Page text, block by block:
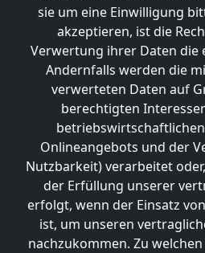
sie um eine Einwilligung
akzeptieren, ist die
Verwertung ihrer Daten die
Andernfalls werden die
verwerteten Daten auf
berechtigten
Onlineangebots und der
Nutzbarkeit) verarbeitet
der Erfüllung unserer
erfolgt, wenn der Einsatz
ist, um unseren
nachzukommen. Zu